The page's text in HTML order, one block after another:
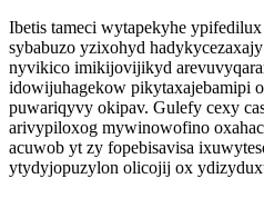
Ibetis tameci wytapekyhe
sybabuzo yzixohyd
nyvikico imikijovijikyd
idowijuhagekow pikytaxajebamipi
puwariqyvy okipav. Gulefy cexy
arivypiloxog mywinowofino
acuwob yt zy fopebisavisa
ytydyjopuzylon olicojij ox